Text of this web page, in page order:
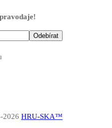
2026 HRU-SKA™